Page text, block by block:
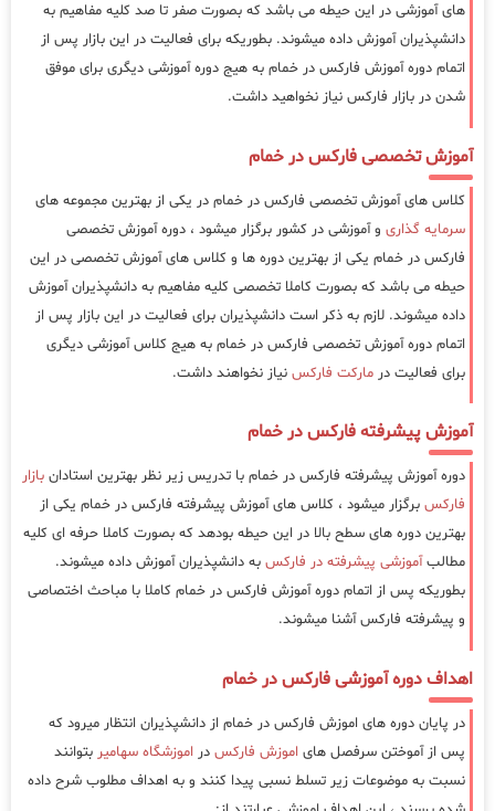
های آموزشی در این حیطه می باشد که بصورت صفر تا صد کلیه مفاهیم به
دانشپذیران آموزش داده میشوند. بطوریکه برای فعالیت در این بازار پس از
اتمام دوره آموزش فارکس در خمام به هیج دوره آموزشی دیگری برای موفق
شدن در بازار فارکس نیاز نخواهید داشت.
آموزش تخصصی فارکس در خمام
کلاس های آموزش تخصصی فارکس در خمام در یکی از بهترین مجموعه های
سرمایه گذاری و آموزشی در کشور برگزار میشود ، دوره آموزش تخصصی
فارکس در خمام یکی از بهترین دوره ها و کلاس های آموزش تخصصی در این
حیطه می باشد که بصورت کاملا تخصصی کلیه مفاهیم به دانشپذیران آموزش
داده میشوند. لازم به ذکر است دانشپذیران برای فعالیت در این بازار پس از
اتمام دوره آموزش تخصصی فارکس در خمام به هیج کلاس آموزشی دیگری
برای فعالیت در مارکت فارکس نیاز نخواهند داشت.
آموزش پیشرفته فارکس در خمام
دوره آموزش پیشرفته فارکس در خمام با تدریس زیر نظر بهترین استادان بازار
فارکس برگزار میشود ، کلاس های آموزش پیشرفته فارکس در خمام یکی از
بهترین دوره های سطح بالا در این حیطه بودهد که بصورت کاملا حرفه ای کلیه
مطالبآموزشی پیشرفته در فارکس به دانشپذیران آموزش داده میشوند.
بطوریکه پس از اتمام دوره آموزش فارکس در خمام کاملا با مباحث اختصاصی
و پیشرفته فارکس آشنا میشوند.
اهداف دوره آموزشی فارکس در خمام
در پایان دوره های اموزش فارکس در خمام از دانشپذیران انتظار میرود که
پس از آموختن سرفصل های اموزش فارکس در اموزشگاه سهامیر بتوانند
نسبت به موضوعات زیر تسلط نسبی پیدا کنند و به اهداف مطلوب شرح داده